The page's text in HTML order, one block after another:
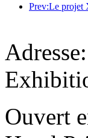
Ouvert